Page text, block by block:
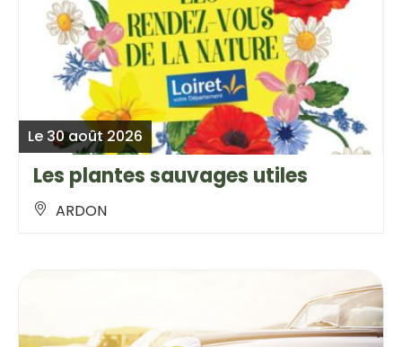
Le 30 août 2026
Les plantes sauvages utiles
ARDON